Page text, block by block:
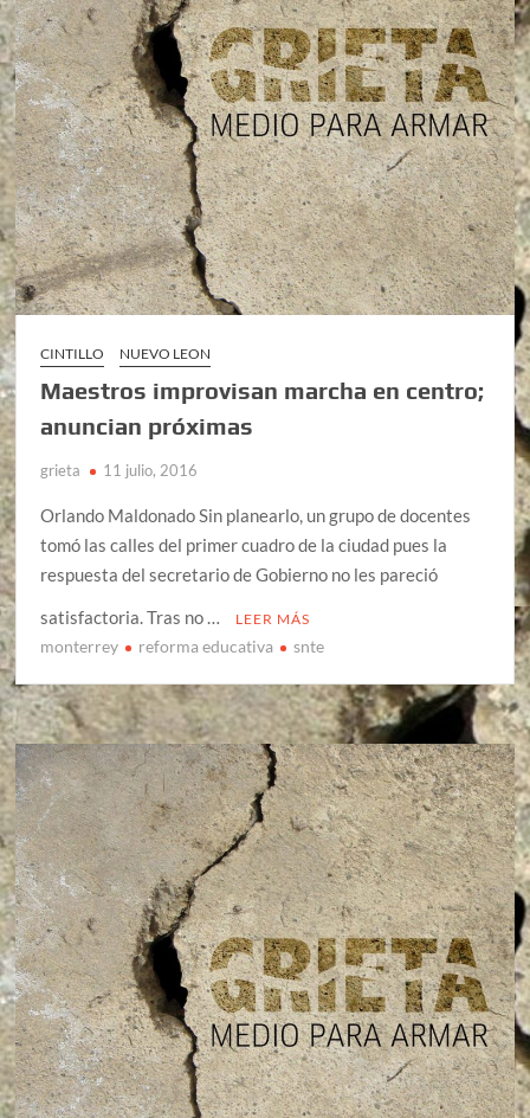
CINTILLO NUEVO LEON
Maestros improvisan marcha en centro;
anuncian próximas
grieta 11 julio, 2016
Orlando Maldonado Sin planearlo, un grupo de docentes
tomó las calles del primer cuadro de la ciudad pues la
respuesta del secretario de Gobierno no les pareció
satisfactoria. Tras no …
LEER MÁS
monterrey reforma educativa snte